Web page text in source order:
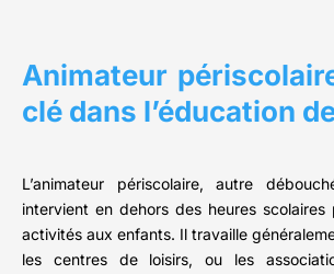
Animateur
clé dans l’éducation
L’animateur périscolaire, autre
intervient en dehors des heures
activités aux enfants. Il travaille
les centres de loisirs, ou les